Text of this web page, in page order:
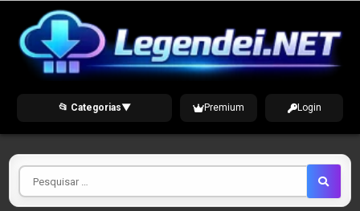
content
📂 Categorias▼ Premium Login
Pesquisar
por